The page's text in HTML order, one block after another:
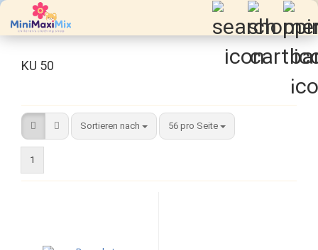
KU 50
Sortieren nach
Sortieren nach 56 pro Seite
pro Seite
1